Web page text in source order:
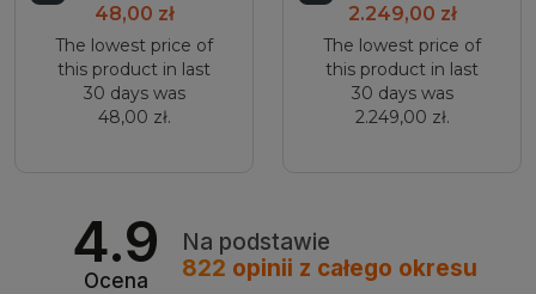
48,00 zł
The lowest price of
this product in last
30 days was
48,00 zł.
2.249,00 zł
The lowest price of
this product in last
30 days was
2.249,00 zł.
4.9
Ocena
Na podstawie
822 opinii z całego okresu